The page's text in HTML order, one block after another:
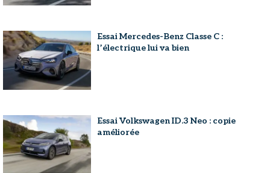
Essai Mercedes-Benz Classe C :
l’électrique lui va bien
Essai Volkswagen ID.3 Neo : copie
améliorée